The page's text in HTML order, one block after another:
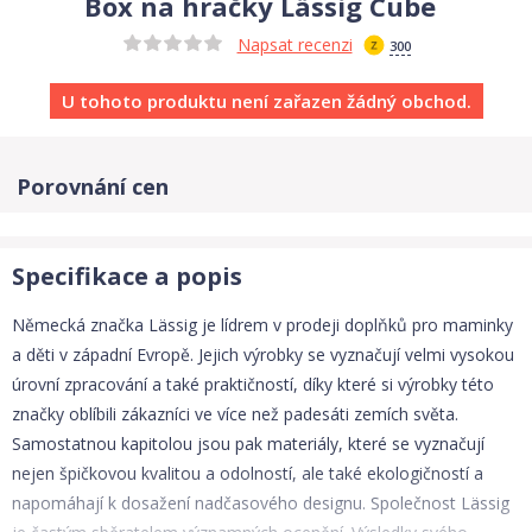
Napsat recenzi 300
U tohoto produktu není zařazen žádný obchod.
Porovnání cen
Specifikace a popis
Německá značka Lässig je lídrem v prodeji doplňků pro maminky
a děti v západní Evropě. Jejich výrobky se vyznačují velmi vysokou
úrovní zpracování a také praktičností, díky které si výrobky této
značky oblíbili zákazníci ve více než padesáti zemích světa.
Samostatnou kapitolou jsou pak materiály, které se vyznačují
nejen špičkovou kvalitou a odolností, ale také ekologičností a
napomáhají k dosažení nadčasového designu. Společnost Lässig